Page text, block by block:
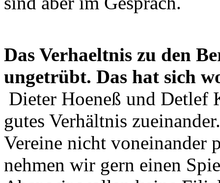
Das Verhaeltnis zu den
ungetrübt. Das hat sich
Dieter Hoeneß und Detlef
gutes Verhältnis
Vereine nicht voneinander
nehmen wir gern einen